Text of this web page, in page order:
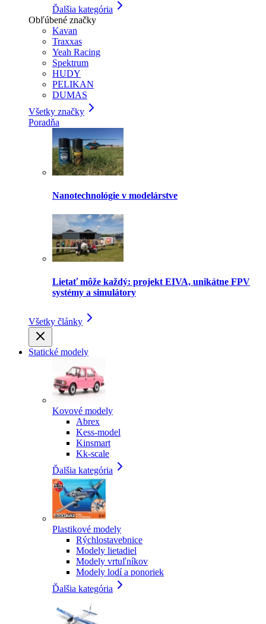
Ďalšia kategória
Obľúbené značky
Kavan
Traxxas
Yeah Racing
Spektrum
HUDY
PELIKAN
DUMAS
Všetky značky
Poradňa
Nanotechnológie v modelárstve
Lietať môže každý: projekt EIVA, unikátne FPV
systémy a simulátory
Všetky články
Statické modely
Kovové modely
Abrex
Kess-model
Kinsmart
Kk-scale
Ďalšia kategória
Plastikové modely
Rýchlostavebnice
Modely lietadiel
Modely vrtuľníkov
Modely lodí a ponoriek
Ďalšia kategória